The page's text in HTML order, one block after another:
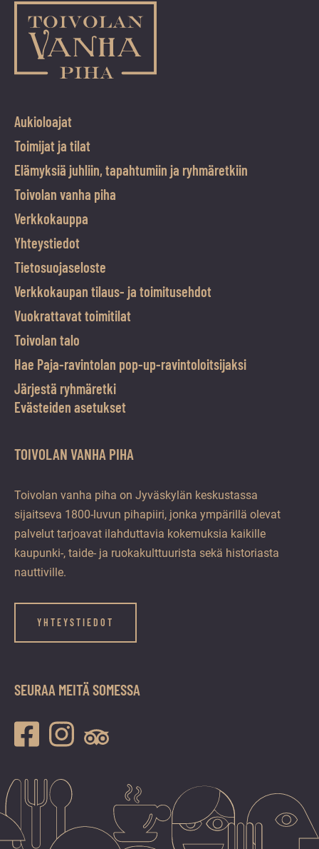
Aukioloajat
Toimijat ja tilat
Elämyksiä juhliin, tapahtumiin ja ryhmäretkiin
Toivolan vanha piha
Verkkokauppa
Yhteystiedot
Tietosuojaseloste
Verkkokaupan tilaus- ja toimitusehdot
Vuokrattavat toimitilat
Toivolan talo
Hae Paja-ravintolan pop-up-ravintoloitsijaksi
Järjestä ryhmäretki
Evästeiden asetukset
TOIVOLAN VANHA PIHA
Toivolan vanha piha on Jyväskylän keskustassa
sijaitseva 1800-luvun pihapiiri, jonka ympärillä olevat
palvelut tarjoavat ilahduttavia kokemuksia kaikille
kaupunki-, taide- ja ruokakulttuurista sekä historiasta
nauttiville.
YHTEYSTIEDOT
SEURAA MEITÄ SOMESSA